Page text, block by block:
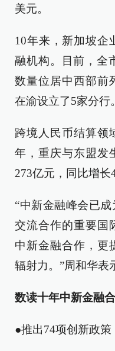
美元。
10年来，新加坡企
融机构。目前，全
数量位居中西部前
在渝设立了5家分行。
跨境人民币结算领
年，重庆与东盟发
273亿元，同比增长
“中新金融峰会已
交流合作的重要国
中新金融合作，更
辐射力。”周和华表
数读十年中新金融
●推出74项创新政策